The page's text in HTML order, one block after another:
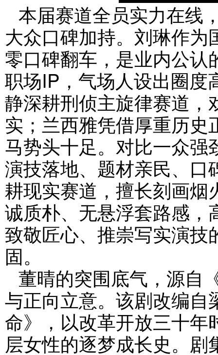
本届赛道全员实力在线
大众口碑加持。刘琳作
零口碑翻车，是业内公
职场IP，气场人设出圈度
静深耕刑侦主旋律赛道
实；兰西雅凭借厚重历
马势头十足。对比一众
演技落地、题材亲民、
耕现实赛道，擅长刻画
诚质朴、无悬浮套路感
致敬匠心、推崇写实演
固。
董晴的突围底气，源自
与正向立意。该剧改编
命》，以改革开放三十
层女性的逐梦成长史。